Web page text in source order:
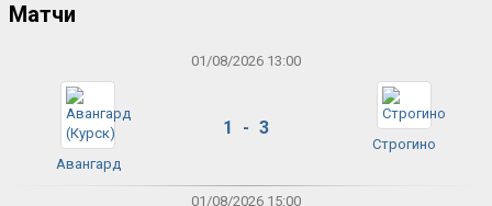
Матчи
01/08/2026 13:00
Авангард
1 - 3
Строгино
01/08/2026 15:00